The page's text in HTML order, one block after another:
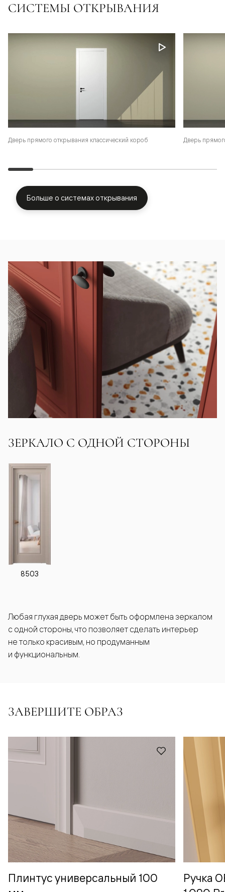
СИСТЕМЫ ОТКРЫВАНИЯ
Дверь прямого открывания классический короб Дверь
Больше о системах открывания
ЗЕРКАЛО С ОДНОЙ СТОРОНЫ
8503
Любая глухая дверь может быть оформлена зеркалом
с одной стороны, что позволяет сделать интерьер
не только красивым, но продуманным
и функциональным.
ЗАВЕРШИТЕ ОБРАЗ
Плинтус универсальный 100
Ручка